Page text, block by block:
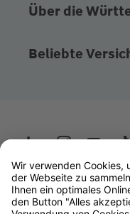
Über die
Beliebte
Wüstenrot
W&W Gruppe